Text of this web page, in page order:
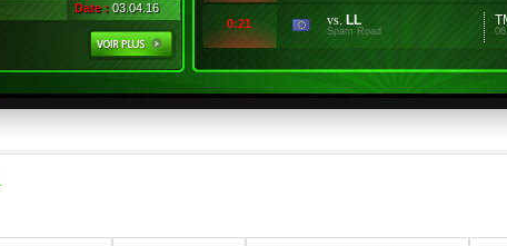
Date : 03.04.16
0:21 vs. LL
Spam Road